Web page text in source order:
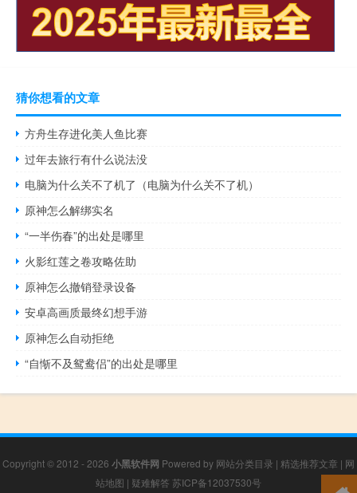
猜你想看的文章
方舟生存进化美人鱼比赛
过年去旅行有什么说法没
电脑为什么关不了机了（电脑为什么关不了机）
原神怎么解绑实名
“一半伤春”的出处是哪里
火影红莲之卷攻略佐助
原神怎么撤销登录设备
安卓高画质最终幻想手游
原神怎么自动拒绝
“自惭不及鸳鸯侣”的出处是哪里
Copyright © 2012 - 2026 小黑软件网 Powered by 网站分类目录 | 精选推荐文章 | 网
站地图 | 疑难解答 苏ICP备12037530号